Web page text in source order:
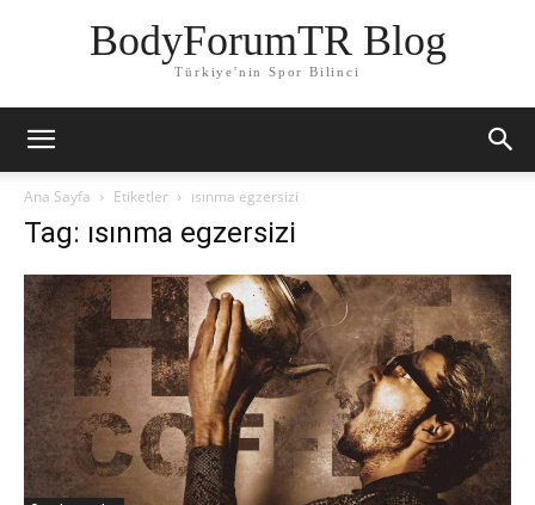
BodyForumTR Blog
Türkiye'nin Spor Bilinci
Ana Sayfa Etiketler ısınma egzersizi
Tag: ısınma egzersizi